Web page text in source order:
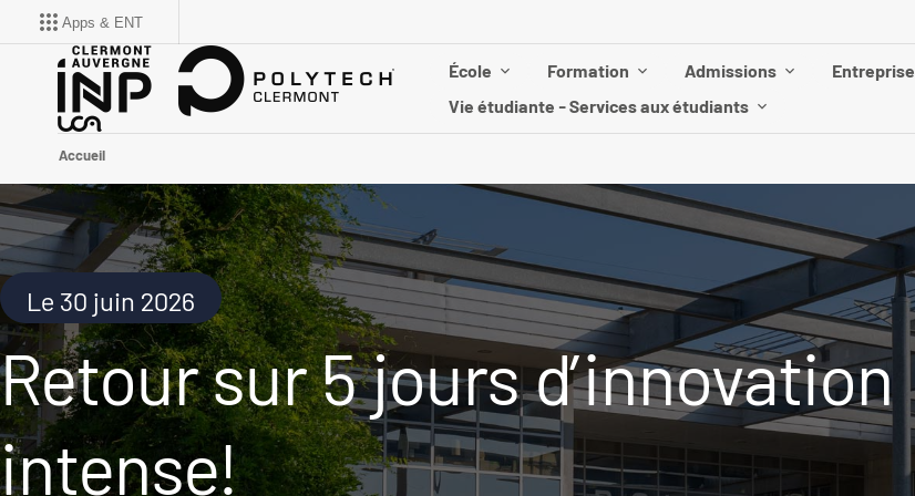
Apps & ENT
École Formation Admissions Entreprise
Vie étudiante - Services aux étudiants
Accueil
Le 30 juin 2026
Retour sur 5 jours d’innovation
intense!